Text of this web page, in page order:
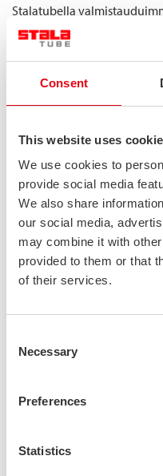
Consent
This website uses
We use cookies to
provide social media
We also share
our social media,
may combine it with
provided to them or that
of their services.
Selection
Necessary
Preferences
Statistics
Stalatubella
arvioinnilla, jossa
mahdollisuudet, jotka
toimintamme olennaiset
ympäristöön. Tämä
sidosryhmien kuuleminen
ja -mahdollisuuksien
Lisäksi analysoitiin
raportointikäytännöt ja
kestävyysraportoinnin
suunnittelemaan
tulee olla selkeä, kattava ja
sidosryhmille sekä
Raportointi tarjoaa meille
huomioimisen, arvoketjun